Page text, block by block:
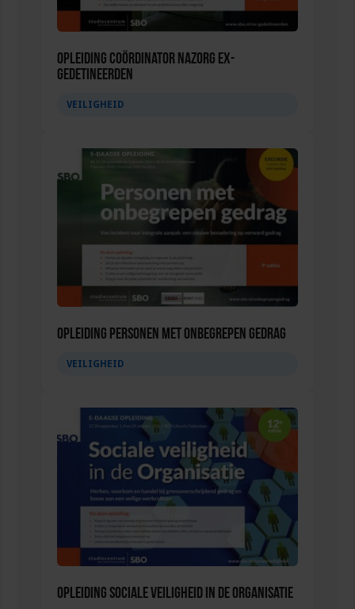
Opleiding Coördinator nazorg ex-
gedetineerden
VEILIGHEID
Opleiding Personen met onbegrepen gedrag
VEILIGHEID
Opleiding Sociale Veiligheid in de Organisatie